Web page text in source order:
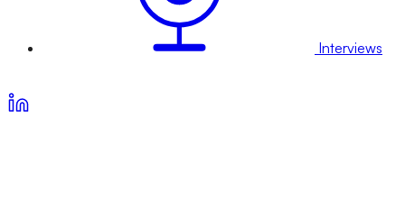
Interviews